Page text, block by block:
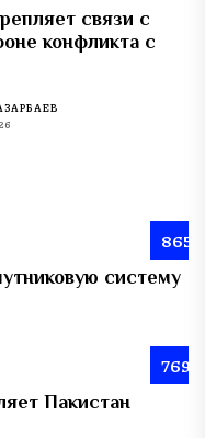
связи с
конфликта с
865
систему
769
Пакистан